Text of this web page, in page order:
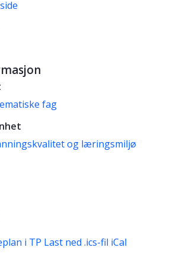
fag
og læringsmiljø
i TP Last ned .ics-fil iCal